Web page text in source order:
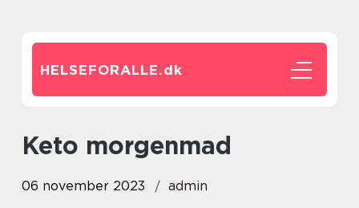
HELSEFORALLE.dk
keto morgenmad
06 november 2023 admin